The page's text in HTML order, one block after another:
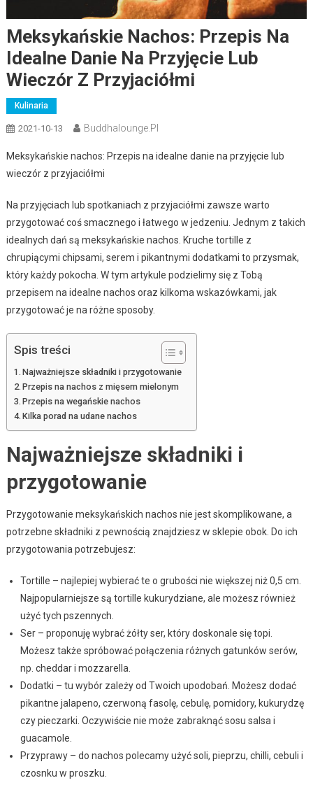
Meksykańskie Nachos: Przepis Na
Idealne Danie Na Przyjęcie Lub
Wieczór Z Przyjaciółmi
Kulinaria
2021-10-13 Buddhalounge.pl
Meksykańskie nachos: Przepis na idealne danie na przyjęcie lub
wieczór z przyjaciółmi
Na przyjęciach lub spotkaniach z przyjaciółmi zawsze warto
przygotować coś smacznego i łatwego w jedzeniu. Jednym z takich
idealnych dań są meksykańskie nachos. Kruche tortille z
chrupiącymi chipsami, serem i pikantnymi dodatkami to przysmak,
który każdy pokocha. W tym artykule podzielimy się z Tobą
przepisem na idealne nachos oraz kilkoma wskazówkami, jak
przygotować je na różne sposoby.
Spis treści
Najważniejsze składniki i przygotowanie
Przepis na nachos z mięsem mielonym
Przepis na wegańskie nachos
Kilka porad na udane nachos
Najważniejsze składniki i
przygotowanie
Przygotowanie meksykańskich nachos nie jest skomplikowane, a
potrzebne składniki z pewnością znajdziesz w sklepie obok. Do ich
przygotowania potrzebujesz:
Tortille – najlepiej wybierać te o grubości nie większej niż 0,5 cm.
Najpopularniejsze są tortille kukurydziane, ale możesz również
użyć tych pszennych.
Ser – proponuję wybrać żółty ser, który doskonale się topi.
Możesz także spróbować połączenia różnych gatunków serów,
np. cheddar i mozzarella.
Dodatki – tu wybór zależy od Twoich upodobań. Możesz dodać
pikantne jalapeno, czerwoną fasolę, cebulę, pomidory, kukurydzę
czy pieczarki. Oczywiście nie może zabraknąć sosu salsa i
guacamole.
Przyprawy – do nachos polecamy użyć soli, pieprzu, chilli, cebuli i
czosnku w proszku.